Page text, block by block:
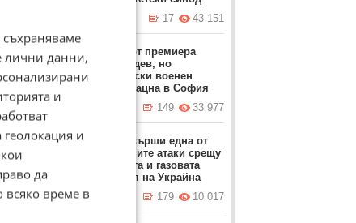
43 151
17
Забрана от премиера
Румен Радев, но
американски военен
самолет кацна в София
вчера в 16:12 ч.
33 977
149
Русия извърши една от
най-големите атаки срещу
петролната и газовата
индустрия на Украйна
вчера в 21:39 ч.
10 017
179
лични данни,
и
и
да
всяко време в